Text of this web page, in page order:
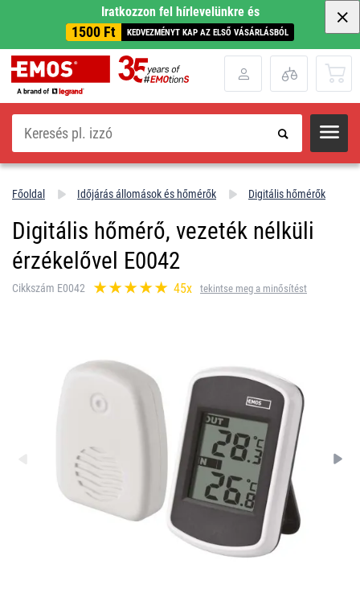
Iratkozzon fel hírlevelünkre és
1500 Ft KEDVEZMÉNYT KAP AZ ELSŐ VÁSÁRLÁSBÓL
Keresés
Főoldal Időjárás állomások és hőmérők Digitális hőmérők
Digitális hőmérő, vezeték nélküli
érzékelővel E0042
Cikkszám E0042 45x tekintse meg a minősítést